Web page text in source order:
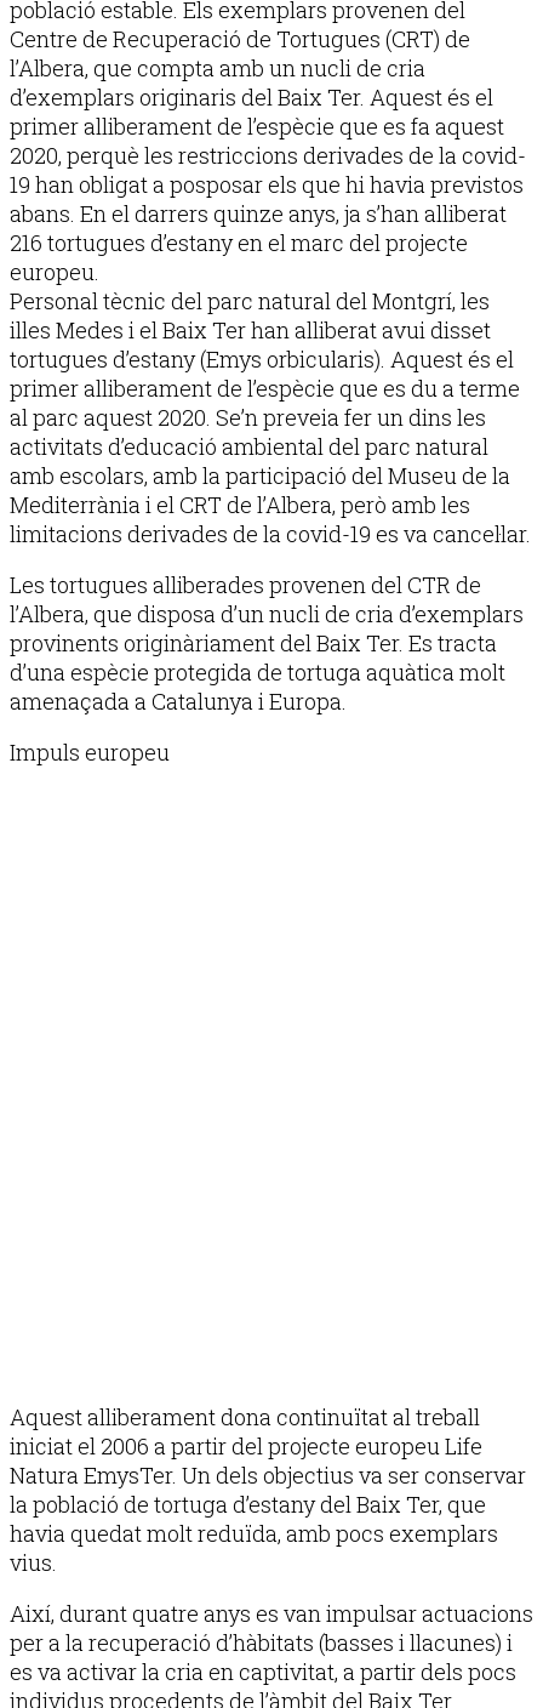
població estable. Els exemplars provenen del
Centre de Recuperació de Tortugues (CRT) de
l’Albera, que compta amb un nucli de cria
d’exemplars originaris del Baix Ter. Aquest és el
primer alliberament de l’espècie que es fa aquest
2020, perquè les restriccions derivades de la covid-
19 han obligat a posposar els que hi havia previstos
abans. En el darrers quinze anys, ja s’han alliberat
216 tortugues d’estany en el marc del projecte
europeu.
Personal tècnic del parc natural del Montgrí, les
illes Medes i el Baix Ter han alliberat avui disset
tortugues d’estany (Emys orbicularis). Aquest és el
primer alliberament de l’espècie que es du a terme
al parc aquest 2020. Se’n preveia fer un dins les
activitats d’educació ambiental del parc natural
amb escolars, amb la participació del Museu de la
Mediterrània i el CRT de l’Albera, però amb les
limitacions derivades de la covid-19 es va cancel·lar.
Les tortugues alliberades provenen del CTR de
l’Albera, que disposa d’un nucli de cria d’exemplars
provinents originàriament del Baix Ter. Es tracta
d’una espècie protegida de tortuga aquàtica molt
amenaçada a Catalunya i Europa.
Impuls europeu
Aquest alliberament dona continuïtat al treball
iniciat el 2006 a partir del projecte europeu Life
Natura EmysTer. Un dels objectius va ser conservar
la població de tortuga d’estany del Baix Ter, que
havia quedat molt reduïda, amb pocs exemplars
vius.
Així, durant quatre anys es van impulsar actuacions
per a la recuperació d’hàbitats (basses i llacunes) i
es va activar la cria en captivitat, a partir dels pocs
individus procedents de l’àmbit del Baix Ter.